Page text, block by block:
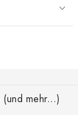
(und mehr...)